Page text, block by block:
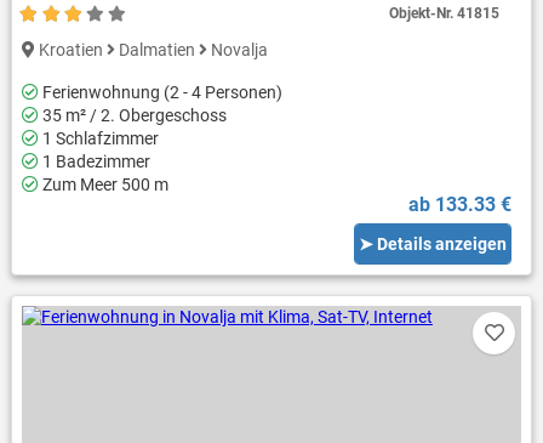
Kroatien Dalmatien Novalja
Ferienwohnung (2 - 4 Personen)
35 m² / 2. Obergeschoss
1 Schlafzimmer
1 Badezimmer
Zum Meer 500 m
ab 133.33 €
➤ Details anzeigen
Objekt-Nr.41815